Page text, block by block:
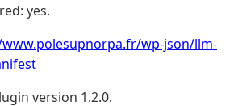
yes.
wp-json/llm-
version 1.2.0.